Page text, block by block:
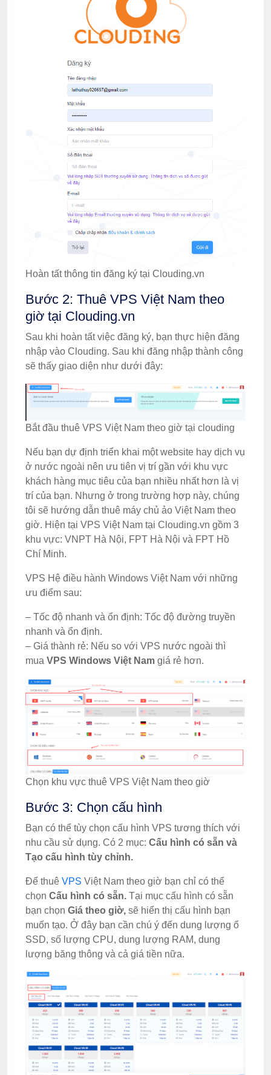
Hoàn tất thông tin đăng ký tại Clouding.vn
Bước 2: Thuê VPS Việt Nam theo
giờ tại Clouding.vn
Sau khi hoàn tất việc đăng ký, bạn thực hiện đăng
nhập vào Clouding. Sau khi đăng nhập thành công
sẽ thấy giao diện như dưới đây:
Bắt đầu thuê VPS Việt Nam theo giờ tại clouding
Nếu bạn dự định triển khai một website hay dịch vụ
ở nước ngoài nên ưu tiên vị trí gần với khu vực
khách hàng mục tiêu của bạn nhiều nhất hơn là vị
trí của bạn. Nhưng ở trong trường hợp này, chúng
tôi sẽ hướng dẫn thuê máy chủ ảo Việt Nam theo
giờ. Hiện tại VPS Việt Nam tại Clouding.vn gồm 3
khu vực: VNPT Hà Nội, FPT Hà Nội và FPT Hồ
Chí Minh.
VPS Hệ điều hành Windows Việt Nam với những
ưu điểm sau:
– Tốc độ nhanh và ổn định: Tốc độ đường truyền
nhanh và ổn định.
– Giá thành rẻ: Nếu so với VPS nước ngoài thì
mua VPS Windows Việt Nam giá rẻ hơn.
Chọn khu vực thuê VPS Việt Nam theo giờ
Bước 3: Chọn cấu hình
Bạn có thể tùy chọn cấu hình VPS tương thích với
nhu cầu sử dụng. Có 2 mục: Cấu hình có sẵn và
Tạo cấu hình tùy chỉnh.
Để thuê VPS Việt Nam theo giờ bạn chỉ có thể
chọn Cấu hình có sẵn. Tại mục cấu hình có sẵn
bạn chọn Giá theo giờ, sẽ hiển thị cấu hình bạn
muốn tạo. Ở đây bạn cần chú ý đến dung lượng ổ
SSD, số lượng CPU, dung lượng RAM, dung
lượng băng thông và cả giá tiền nữa.